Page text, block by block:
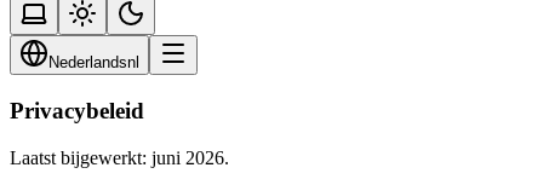
Nederlandsnl
Privacybeleid
Laatst bijgewerkt: juni 2026.